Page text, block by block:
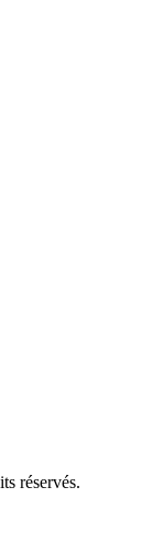
réservés.